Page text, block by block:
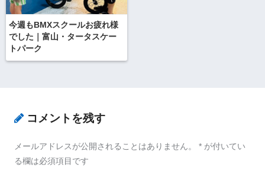
今週もBMXスクールお疲れ様
でした｜富山・タータスケー
トパーク
コメントを残す
メールアドレスが公開されることはありません。 * が付いてい
る欄は必須項目です